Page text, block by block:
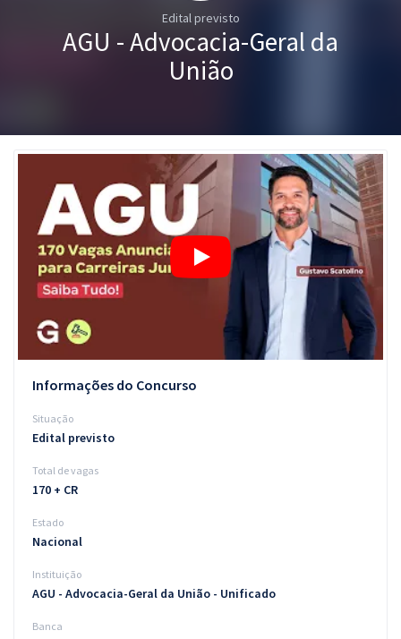
Questões grátis
Conteúdo gratuito
Blog
Aprovados
Edital previsto
AGU - Advocacia-Geral da
União
Informações do Concurso
Situação
Edital previsto
Total de vagas
170 + CR
Estado
Nacional
Instituição
AGU - Advocacia-Geral da União - Unificado
Banca